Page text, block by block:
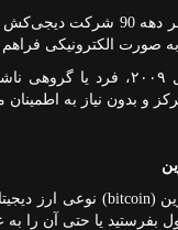
در اواخر دهه 90
صورت الکترونیکی
در سال ۲۰۰۹، فرد یا
و بدون نیاز به
(bitcoin) نوعی ارز
بفرستید یا حتی آن را